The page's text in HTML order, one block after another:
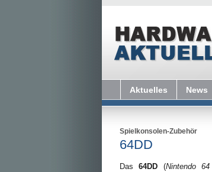
Aktuelles News
Spielkonsolen-Zubehör
64DD
Das64DD (Nintendo 64